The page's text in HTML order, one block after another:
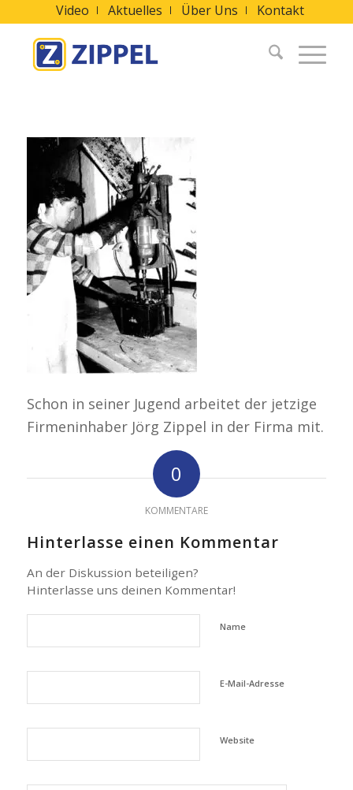
Video Aktuelles Über Uns Kontakt
Schon in seiner Jugend arbeitet der jetzige
Firmeninhaber Jörg Zippel in der Firma mit.
0
KOMMENTARE
Hinterlasse einen Kommentar
An der Diskussion beteiligen?
Hinterlasse uns deinen Kommentar!
Name
E-Mail-Adresse
Website